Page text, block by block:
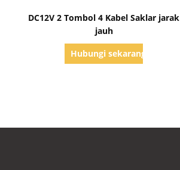
DC12V 2 Tombol 4 Kabel Saklar jarak
jauh
Hubungi sekarang